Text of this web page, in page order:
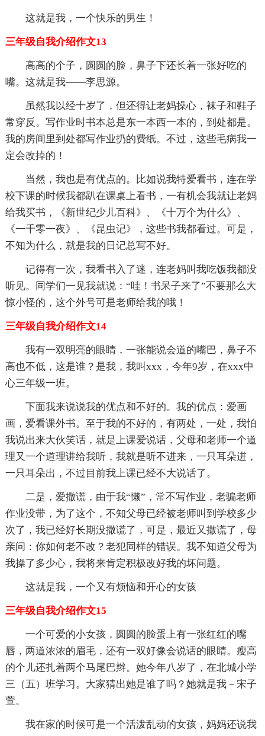
这就是我，一个快乐的男生！
三年级自我介绍作文13
高高的个子，圆圆的脸，鼻子下还长着一张好吃的
嘴。这就是我——李思源。
虽然我以经十岁了，但还得让老妈操心，袜子和鞋子
常穿反。写作业时书本总是东一本西一本的，到处都是。
我的房间里到处都写作业扔的费纸。不过，这些毛病我一
定会改掉的！
当然，我也是有优点的。比如说我特爱看书，连在学
校下课的时候我都趴在课桌上看书，一有机会我就让老妈
给我买书，《新世纪少儿百科》、《十万个为什么》、
《一千零一夜》、《昆虫记》，这些书我都看过。可是，
不知为什么，就是我的日记总写不好。
记得有一次，我看书入了迷，连老妈叫我吃饭我都没
听见。同学们一见我就说：“哇！书呆子来了”不要那么大
惊小怪的，这个外号可是老师给我的哦！
三年级自我介绍作文14
我有一双明亮的眼睛，一张能说会道的嘴巴，鼻子不
高也不低，这是谁？是我，我叫xxx，今年9岁，在xxx中
心三年级一班。
下面我来说说我的优点和不好的。我的优点：爱画
画，爱看课外书。至于我的不好的，有两处，一处，我怕
我说出来大伙笑话，就是上课爱说话，父母和老师一个道
理又一个道理讲给我听，我就是听不进来，一只耳朵进，
一只耳朵出，不过目前我上课已经不大说话了。
二是，爱撒谎，由于我“懒”，常不写作业，老骗老师
作业没带，为了这个，不知父母已经被老师叫到学校多少
次了，我已经好长期没撒谎了，可是，最近又撒谎了，母
亲问：你如何老不改？老犯同样的错误。我不知道父母为
我操了多少心，我将来肯定积极改好我的坏问题。
这就是我，一个又有烦恼和开心的女孩
三年级自我介绍作文15
一个可爱的小女孩，圆圆的脸蛋上有一张红红的嘴
唇，两道浓浓的眉毛，还有一双好像会说话的眼睛。瘦高
的个儿还扎着两个马尾巴辫。她今年八岁了，在北城小学
三（五）班学习。大家猜出她是谁了吗？她就是我－宋子
萱。
我在家的时候可是一个活泼乱动的女孩，妈妈还说我